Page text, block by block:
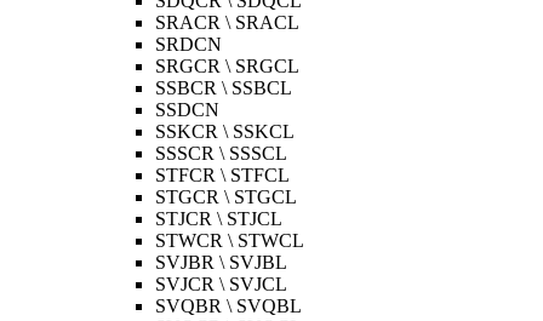
SRACR \ SRACL
SRDCN
SRGCR \ SRGCL
SSBCR \ SSBCL
SSDCN
SSKCR \ SSKCL
SSSCR \ SSSCL
STFCR \ STFCL
STGCR \ STGCL
STJCR \ STJCL
STWCR \ STWCL
SVJBR \ SVJBL
SVJCR \ SVJCL
SVQBR \ SVQBL